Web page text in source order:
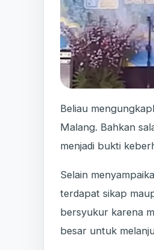
Beliau
Malang. Bahkan
menjadi bukti
Selain
terdapat sikap
bersyukur karena
besar untuk